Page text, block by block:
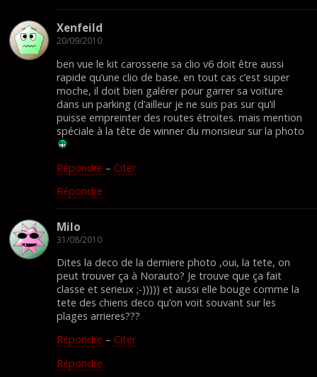
Xenfeild
20/09/2010
ben vue le kit carosserie sa clio v6 doit être aussi
rapide qu’une clio de base. en tout cas c’est super
moche, il doit bien galérer pour garrer sa voiture
dans un parking (d’ailleur je ne suis pas sur qu’il
puisse empreinter des routes étroites. mais mention
spéciale à la tête de winner du monsieur sur la photo
Répondre – Citer
Répondre
Milo
31/08/2010
Dites la deco de la derniere photo ,oui, la tete, on
peut trouver ça à Norauto? Je trouve que ça fait
classe et serieux ;-))))) et aussi elle bouge comme la
tete des chiens deco qu’on voit souvant sur les
plages arrieres???
Répondre – Citer
Répondre